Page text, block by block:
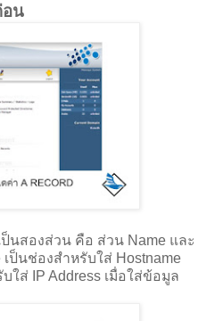
อน
ป็นสองส่วน คือ ส่วน Name และ
ป็นช่องสำหรับใส่ Hostname
ใส่ IP Address เมื่อใส่ข้อมูล